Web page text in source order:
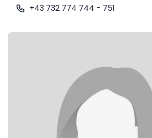
+43 732 774 744 - 751